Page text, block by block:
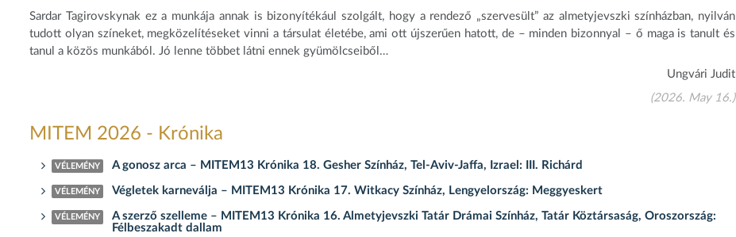
Sardar Tagirovskynak ez a munkája annak is bizonyítékául szolgált, hogy a rendező „szervesült” az almetyjevszki színházban, nyilván
tudott olyan színeket, megközelítéseket vinni a társulat életébe, ami ott újszerűen hatott, de – minden bizonnyal – ő maga is tanult és
tanul a közös munkából. Jó lenne többet látni ennek gyümölcseiből…
Ungvári Judit
(2026. May 16.)
MITEM 2026 - Krónika
VÉLEMÉNY A gonosz arca – MITEM13 Krónika 18. Gesher Színház, Tel-Aviv-Jaffa, Izrael: III. Richárd
VÉLEMÉNY Végletek karneválja – MITEM13 Krónika 17. Witkacy Színház, Lengyelország: Meggyeskert
VÉLEMÉNY
A szerző szelleme – MITEM13 Krónika 16. Almetyjevszki Tatár Drámai Színház, Tatár Köztársaság, Oroszország:
Félbeszakadt dallam